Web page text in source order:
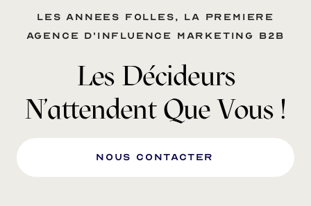
Les annees folles, la premiere
agence d'influence marketing B2B
Les Décideurs
N'attendent Que Vous !
nous Contacter